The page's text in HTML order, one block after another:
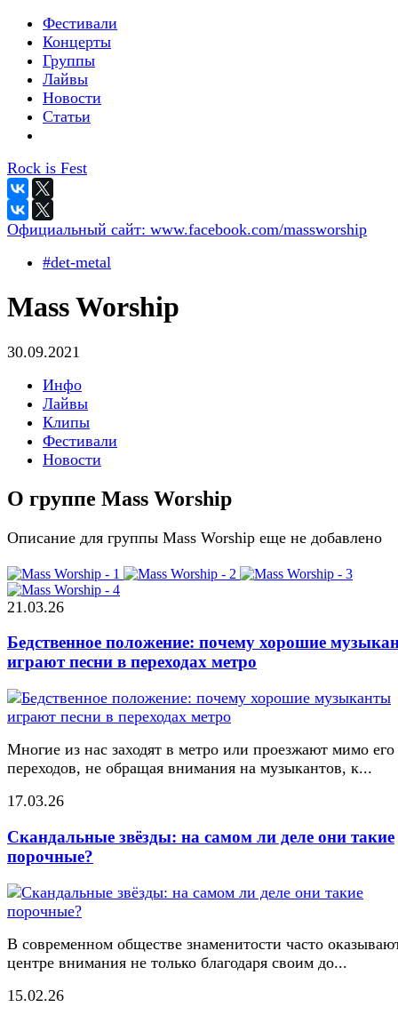
Фестивали
Концерты
Группы
Лайвы
Новости
Статьи
Rock is Fest
Официальный сайт: www.facebook.com/massworship
#det-metal
Mass Worship
30.09.2021
Инфо
Лайвы
Клипы
Фестивали
Новости
О группе Mass Worship
Описание для группы Mass Worship еще не добавлено
21.03.26
Бедственное положение: почему хорошие
играют песни в переходах метро
Многие из нас заходят в метро или проезжают мимо его
переходов, не обращая внимания на музыкантов, к...
17.03.26
Скандальные звёзды: на самом ли деле они такие
порочные?
В современном обществе знаменитости часто
центре внимания не только благодаря своим до...
15.02.26